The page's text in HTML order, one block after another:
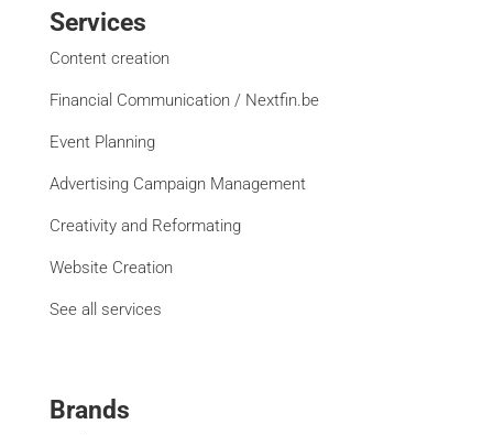
Services
Content creation
Financial Communication / Nextfin.be
Event Planning
Advertising Campaign Management
Creativity and Reformating
Website Creation
See all services
Brands